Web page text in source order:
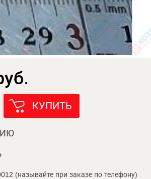
КУПИТЬ
(называйте при заказе по телефону)